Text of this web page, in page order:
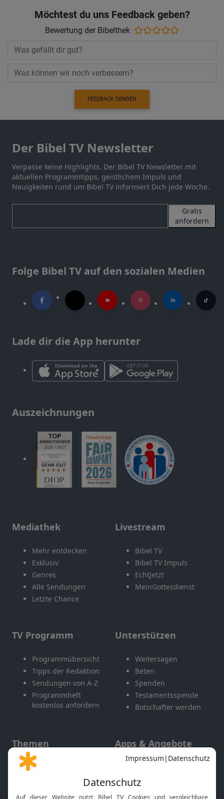
Möchtest du uns Feedback geben?
Bewertung der Bibelthek
FEEDBACK SENDEN
Der Bibel TV Newsletter
Verpasse keine Highlights. Der Bibel TV Newsletter mit
aktuellen Programmtipps, geistlichem Impuls und
Neuigkeiten rund um Bibel TV informiert Dich jede Woche.
Gratis
anfordern
Folge Bibel TV auf den sozialen Medien
Lade dir die App herunter
Auszeichnungen
Mediathek
Mehr entdecken
Exklusiv
Genres
Alle Sendungen
Letzte Chance
Livestream
Bibel TV
Bibel TV Impuls
EchtJetzt
MeinGottesdienst
TV Programm
Programmübersicht
Tipps der Redaktion
Sendungen von A-Z
Programmheft
kostenlos anfordern
Unterstützen
Weitersagen
Beten
Spenden
Testamentsspende
Botschafter werden
Themen
Gott und Bibel erklärt
Apps & Angebote
Mobile App